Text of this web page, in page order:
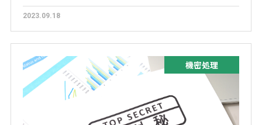
2023.09.18
機密処理